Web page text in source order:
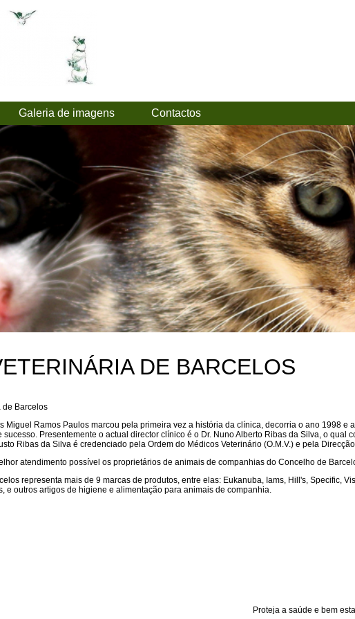
Galeria de imagens Contactos
DE BARCELOS
de Barcelos
Miguel Ramos Paulos marcou pela primeira vez a história da clínica, decorria o ano 1998 e
Presentemente o actual director clínico é o Dr. Nuno Alberto Ribas da Silva, o qual
Ribas da Silva é credenciado pela Ordem do Médicos Veterinário (O.M.V.) e pela
atendimento possível os proprietários de animais de companhias do Concelho de
representa mais de 9 marcas de produtos, entre elas: Eukanuba, Iams, Hill's, Specific,
e outros artigos de higiene e alimentação para animais de companhia.
Proteja a saúde e bem estar do